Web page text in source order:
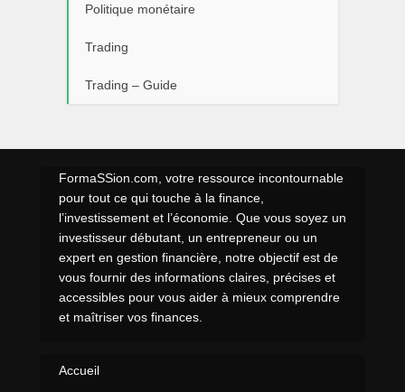
Politique monétaire
Trading
Trading – Guide
FormaSSion.com, votre ressource incontournable
pour tout ce qui touche à la finance,
l’investissement et l’économie. Que vous soyez un
investisseur débutant, un entrepreneur ou un
expert en gestion financière, notre objectif est de
vous fournir des informations claires, précises et
accessibles pour vous aider à mieux comprendre
et maîtriser vos finances.
Accueil